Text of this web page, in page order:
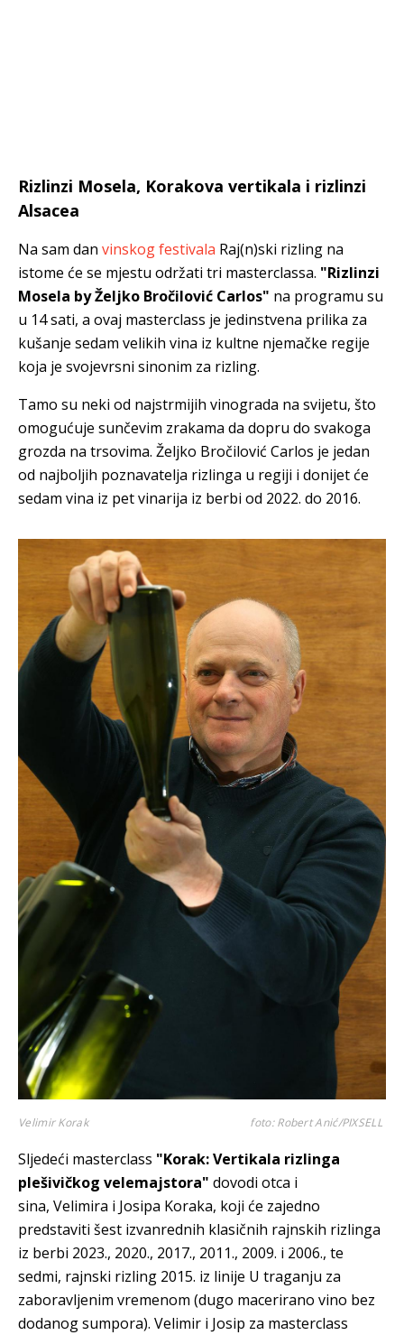
Rizlinzi Mosela, Korakova vertikala i rizlinzi
Alsacea
Na sam dan vinskog festivala Raj(n)ski rizling na
istome će se mjestu održati tri masterclassa. "Rizlinzi
Mosela by Željko Bročilović Carlos" na programu su
u 14 sati, a ovaj masterclass je jedinstvena prilika za
kušanje sedam velikih vina iz kultne njemačke regije
koja je svojevrsni sinonim za rizling.
Tamo su neki od najstrmijih vinograda na svijetu, što
omogućuje sunčevim zrakama da dopru do svakoga
grozda na trsovima. Željko Bročilović Carlos je jedan
od najboljih poznavatelja rizlinga u regiji i donijet će
sedam vina iz pet vinarija iz berbi od 2022. do 2016.
Velimir Korak foto: Robert Anić/PIXSELL
Sljedeći masterclass "Korak: Vertikala rizlinga
plešivičkog velemajstora" dovodi otca i
sina, Velimira i Josipa Koraka, koji će zajedno
predstaviti šest izvanrednih klasičnih rajnskih rizlinga
iz berbi 2023., 2020., 2017., 2011., 2009. i 2006., te
sedmi, rajnski rizling 2015. iz linije U traganju za
zaboravljenim vremenom (dugo macerirano vino bez
dodanog sumpora). Velimir i Josip za masterclass